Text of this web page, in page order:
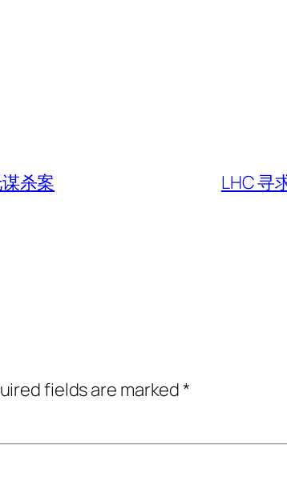
杀案 LHC 寻
fields are marked*